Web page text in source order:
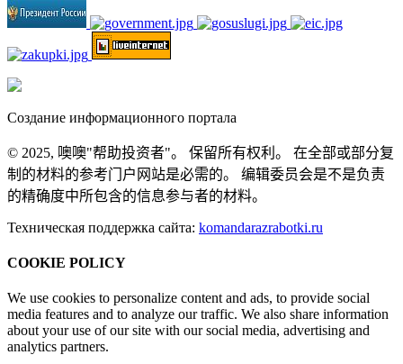
Создание информационного портала
© 2025, 噢噢"帮助投资者"。 保留所有权利。 在全部或部分复
制的材料的参考门户网站是必需的。 编辑委员会是不是负责
的精确度中所包含的信息参与者的材料。
Техническая поддержка сайта: komandarazrabotki.ru
COOKIE POLICY
We use cookies to personalize content and ads, to provide social
media features and to analyze our traffic. We also share information
about your use of our site with our social media, advertising and
analytics partners.